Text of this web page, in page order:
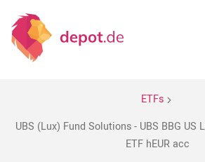
ETFs
UBS (Lux) Fund Solutions - UBS BBG US
ETF hEUR acc